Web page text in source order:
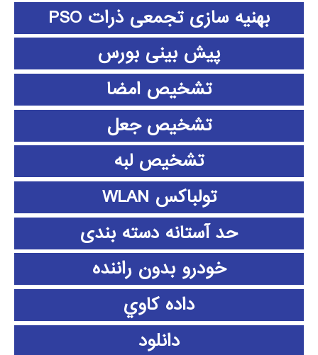
بهنیه سازی تجمعی ذرات PSO
پیش بینی بورس
تشخیص امضا
تشخیص جعل
تشخیص لبه
تولباکس WLAN
حد آستانه دسته بندی
خودرو بدون راننده
داده كاوي
دانلود